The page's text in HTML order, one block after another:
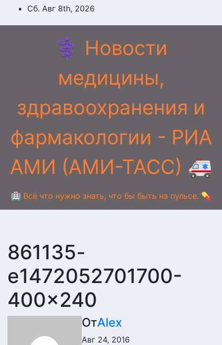
ПерейтиСб. Авг 8th, 2026
⚕️ Новости
медицины,
здравоохранения и
фармакологии - РИА
АМИ (АМИ-ТАСС) 🚑
🏥 Всё что нужно знать, что бы быть на пульсе. 💊
861135-
e1472052701700-
400×240
ОтAlex
Авг 24, 2016